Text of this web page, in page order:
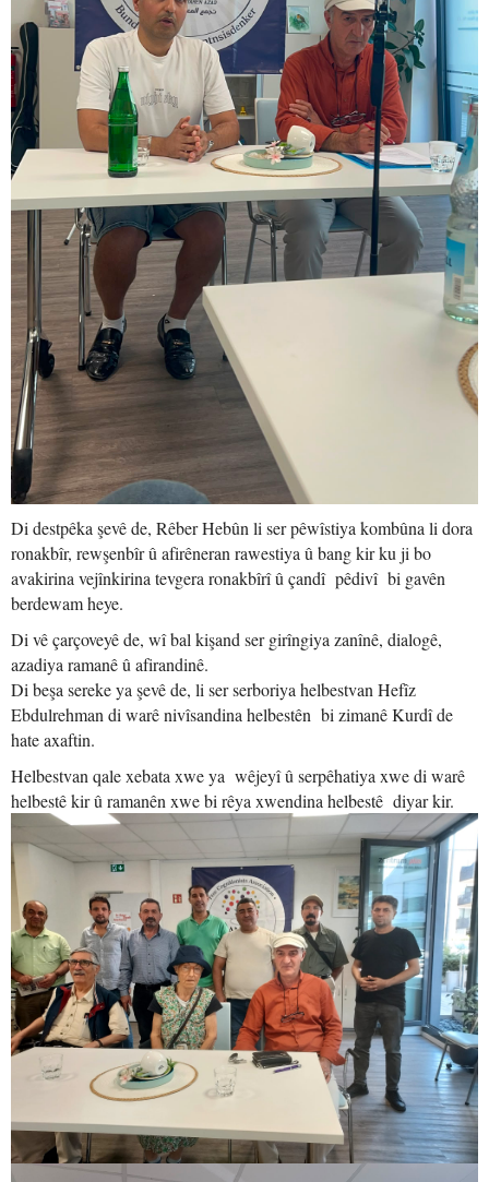
Di destpêka şevê de, Rêber Hebûn li ser pêwîstiya kombûna li dora
ronakbîr, rewşenbîr û afirêneran rawestiya û bang kir ku ji bo
avakirina vejînkirina tevgera ronakbîrî û çandî pêdivî bi gavên
berdewam heye.
Di vê çarçoveyê de, wî bal kişand ser girîngiya zanînê, dialogê,
azadiya ramanê û afirandinê.
Di beşa sereke ya şevê de, li ser serboriya helbestvan Hefîz
Ebdulrehman di warê nivîsandina helbestên bi zimanê Kurdî de
hate axaftin.
Helbestvan qale xebata xwe ya wêjeyî û serpêhatiya xwe di warê
helbestê kir û ramanên xwe bi rêya xwendina helbestê diyar kir.